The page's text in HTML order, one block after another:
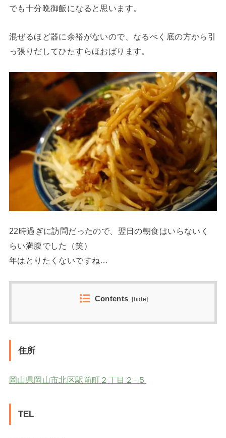
でも十分晩御飯になると思います。
混ぜるほど器に余裕がないので、なるべく底の方から引
っ張りだしてひたすらほおばります。
22時過ぎに訪問だったので、翌日の朝食はいらないく
らい満腹でした（笑）
年はとりたくないですね…
Contents [hide]
住所
岡山県岡山市北区駅前町２丁目２−５
TEL